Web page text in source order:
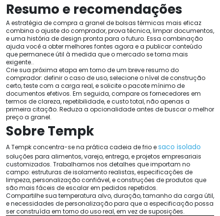
Resumo e recomendações
A estratégia de compra a granel de bolsas térmicas mais eficaz
combina o ajuste do comprador, prova técnica, limpar documentos,
e uma história de design pronta para o futuro. Essa combinação
ajuda você a obter melhores fontes agora e a publicar conteúdo
que permanece útil à medida que o mercado se torna mais
exigente..
Crie sua próxima etapa em torno de um breve resumo do
comprador: definir o caso de uso, selecione o nível de construção
certo, teste com a carga real, e solicite o pacote mínimo de
documentos efetivos. Em seguida, compare os fornecedores em
termos de clareza, repetibilidade, e custo total, não apenas a
primeira citação. Reduza a opcionalidade antes de buscar o melhor
preço a granel.
Sobre Tempk
A Tempk concentra-se na prática cadeia de frio esaco isolado
soluções para alimentos, varejo, entrega, e projetos empresariais
customizados. Trabalhamos nos detalhes que importam no
campo: estruturas de isolamento realistas, especificações de
limpeza, personalização confiável, e construções de produtos que
são mais fáceis de escalar em pedidos repetidos.
Compartilhe sua temperatura alvo, duração, tamanho da carga útil,
e necessidades de personalização para que a especificação possa
ser construída em torno do uso real, em vez de suposições.